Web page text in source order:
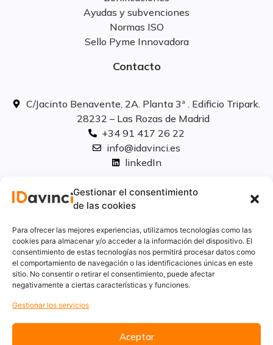
Gestionar el consentimiento
de las cookies
Para ofrecer las mejores experiencias, utilizamos tecnologías como las
cookies para almacenar y/o acceder a la información del dispositivo. El
consentimiento de estas tecnologías nos permitirá procesar datos como
el comportamiento de navegación o las identificaciones únicas en este
sitio. No consentir o retirar el consentimiento, puede afectar
negativamente a ciertas características y funciones.
Gestionar los servicios
Aceptar
Ayudas y subvenciones
Normas ISO
Sello Pyme Innovadora
Contacto
C/Jacinto Benavente, 2A. Planta 3ª . Edificio Tripark.
28232 – Las Rozas de Madrid
+34 91 417 26 22
info@idavinci.es
linkedIn
Políticas legales
Aviso Legal
Privacidad
Cookies
Innovación
Calidad y medio ambiente